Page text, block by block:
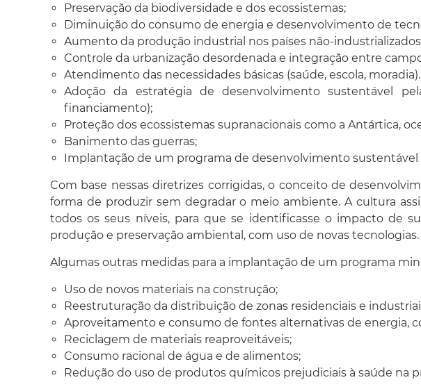
Preservação da biodiversidade e dos ecossistemas;
Diminuição do consumo de energia e desenvolvimento de
Aumento da produção industrial nos países não-
Controle da urbanização desordenada e integração entre
Atendimento das necessidades básicas (saúde, escola, moradia).
Adoção da estratégia de desenvolvimento sustentável
financiamento);
Proteção dos ecossistemas supranacionais como a Antártica,
Banimento das guerras;
Implantação de um programa de desenvolvimento sustentável
Com base nessas diretrizes corrigidas, o conceito de
forma de produzir sem degradar o meio ambiente. A cultura
todos os seus níveis, para que se identificasse o impacto de
produção e preservação ambiental, com uso de novas tecnologias.
Algumas outras medidas para a implantação de um programa
Uso de novos materiais na construção;
Reestruturação da distribuição de zonas residenciais e
Aproveitamento e consumo de fontes alternativas de energia,
Reciclagem de materiais reaproveitáveis;
Consumo racional de água e de alimentos;
Redução do uso de produtos químicos prejudiciais à saúde na